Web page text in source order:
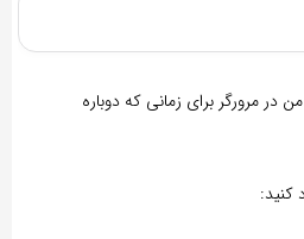
در مرورگر برای زمانی که دوباره
کنید: